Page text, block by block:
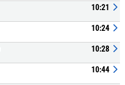
10:21
10:24
10:28
10:44